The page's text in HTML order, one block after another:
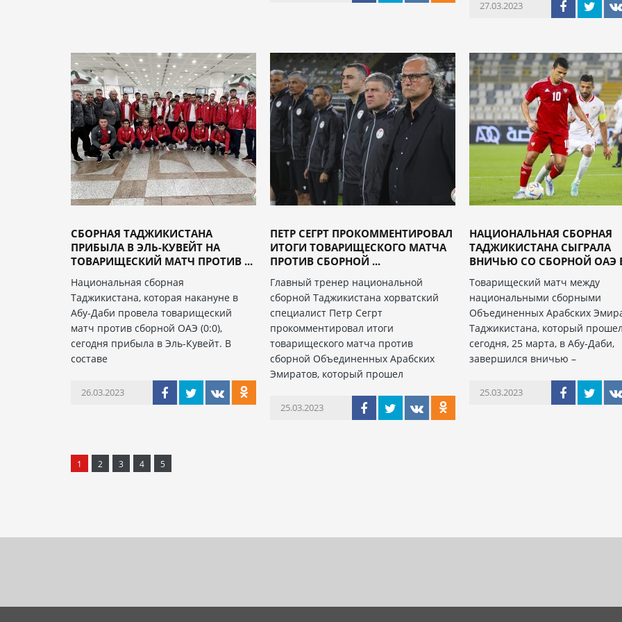
27.03.2023
СБОРНАЯ ТАДЖИКИСТАНА
ПРИБЫЛА В ЭЛЬ-КУВЕЙТ НА
ТОВАРИЩЕСКИЙ МАТЧ ПРОТИВ ...
Национальная сборная
Таджикистана, которая накануне в
Абу-Даби провела товарищеский
матч против сборной ОАЭ (0:0),
сегодня прибыла в Эль-Кувейт. В
составе
26.03.2023
ПЕТР СЕГРТ ПРОКОММЕНТИРОВАЛ
ИТОГИ ТОВАРИЩЕСКОГО МАТЧА
ПРОТИВ СБОРНОЙ ...
Главный тренер национальной
сборной Таджикистана хорватский
специалист Петр Сегрт
прокомментировал итоги
товарищеского матча против
сборной Объединенных Арабских
Эмиратов, который прошел
25.03.2023
НАЦИОНАЛЬНАЯ СБОРНАЯ
ТАДЖИКИСТАНА СЫГРАЛА
ВНИЧЬЮ СО СБОРНОЙ ОАЭ
Товарищеский матч между
национальными сборными
Объединенных Арабских
Таджикистана, который
сегодня, 25 марта, в Абу-Даби,
завершился вничью –
25.03.2023
1 2 3 4 5